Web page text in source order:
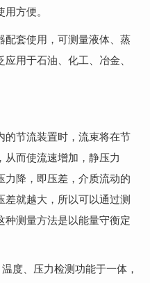
方便。
配套使用，可测量液体、蒸
用于石油、化工、冶金、
的节流装置时，流束将在节
从而使流速增加，静压力
力降，即压差，介质流动的
就越大，所以可以通过测
种测量方法是以能量守衡定
度、压力检测功能于一体，